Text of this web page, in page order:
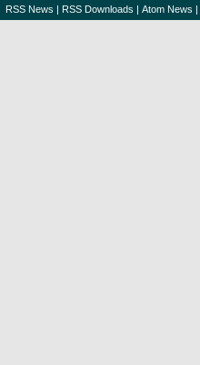
RSS News | RSS Downloads | Atom News |